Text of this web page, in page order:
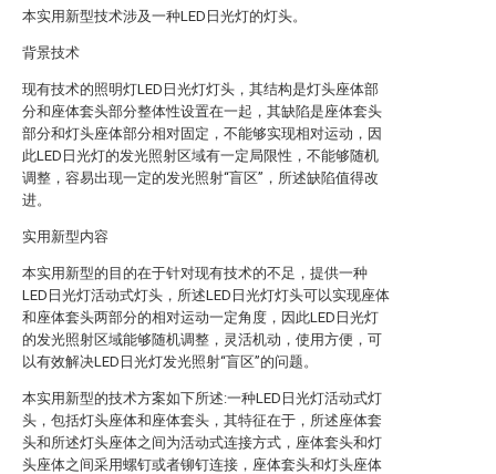
本实用新型技术涉及一种LED日光灯的灯头。
背景技术
现有技术的照明灯LED日光灯灯头，其结构是灯头座体部
分和座体套头部分整体性设置在一起，其缺陷是座体套头
部分和灯头座体部分相对固定，不能够实现相对运动，因
此LED日光灯的发光照射区域有一定局限性，不能够随机
调整，容易出现一定的发光照射“盲区”，所述缺陷值得改
进。
实用新型内容
本实用新型的目的在于针对现有技术的不足，提供一种
LED日光灯活动式灯头，所述LED日光灯灯头可以实现座体
和座体套头两部分的相对运动一定角度，因此LED日光灯
的发光照射区域能够随机调整，灵活机动，使用方便，可
以有效解决LED日光灯发光照射“盲区”的问题。
本实用新型的技术方案如下所述:一种LED日光灯活动式灯
头，包括灯头座体和座体套头，其特征在于，所述座体套
头和所述灯头座体之间为活动式连接方式，座体套头和灯
头座体之间采用螺钉或者铆钉连接，座体套头和灯头座体